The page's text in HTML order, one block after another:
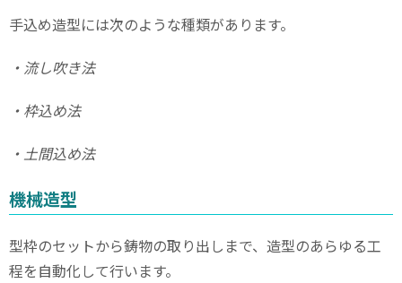
手込め造型には次のような種類があります。
・流し吹き法
・枠込め法
・土間込め法
機械造型
型枠のセットから鋳物の取り出しまで、造型のあらゆる工
程を自動化して行います。